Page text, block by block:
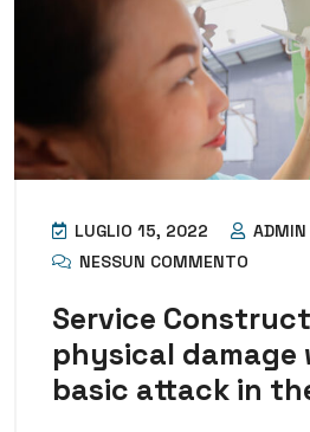
LUGLIO 15, 2022
ADMIN
NESSUN COMMENTO
Service
physical damage
basic attack in